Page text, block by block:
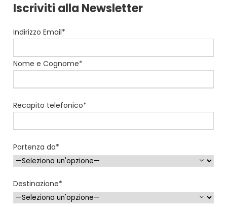
Iscriviti alla Newsletter
Indirizzo Email*
Nome e Cognome*
Recapito telefonico*
Partenza da*
Destinazione*